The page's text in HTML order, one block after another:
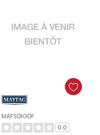
MAFSDIGDF
0.0